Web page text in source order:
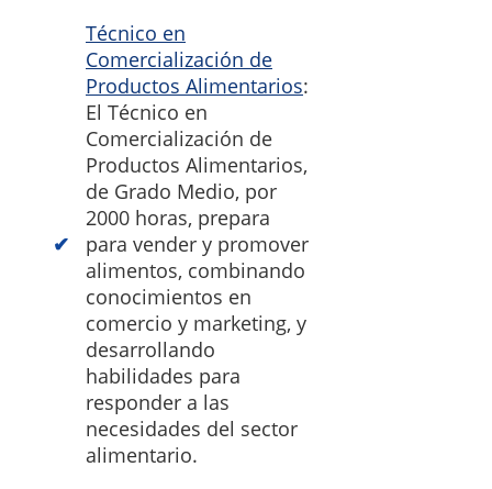
Técnico en
Comercialización de
Productos Alimentarios:
El Técnico en
Comercialización de
Productos Alimentarios,
de Grado Medio, por
2000 horas, prepara
para vender y promover
alimentos, combinando
conocimientos en
comercio y marketing, y
desarrollando
habilidades para
responder a las
necesidades del sector
alimentario.